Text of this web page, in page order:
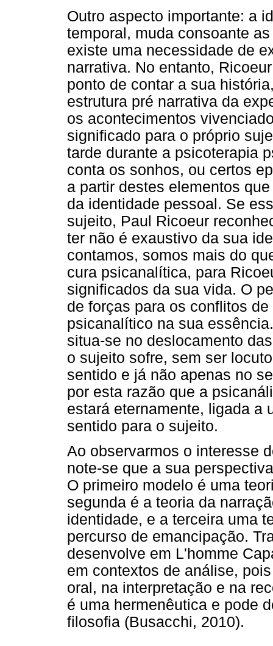
Outro aspecto importante: a
temporal, muda consoante
existe uma necessidade de
narrativa. No entanto,
ponto de contar a sua
estrutura pré narrativa da
os acontecimentos
significado para o próprio
tarde durante a psicoterapia
conta os sonhos, ou certos
a partir destes elementos
da identidade pessoal. Se
sujeito, Paul Ricoeur
ter não é exaustivo da sua
contamos, somos mais do
cura psicanalítica, para
significados da sua vida. O
de forças para os conflitos
psicanalítico na sua
situa-se no deslocamento
o sujeito sofre, sem ser
sentido e já não apenas no
por esta razão que a
estará eternamente, ligada a
sentido para o sujeito.
Ao observarmos o interesse
note-se que a sua
O primeiro modelo é uma
segunda é a teoria da
identidade, e a terceira uma
percurso de emancipação.
desenvolve em L'homme
em contextos de análise,
oral, na interpretação e na
é uma hermenêutica e pode
filosofia (Busacchi, 2010).